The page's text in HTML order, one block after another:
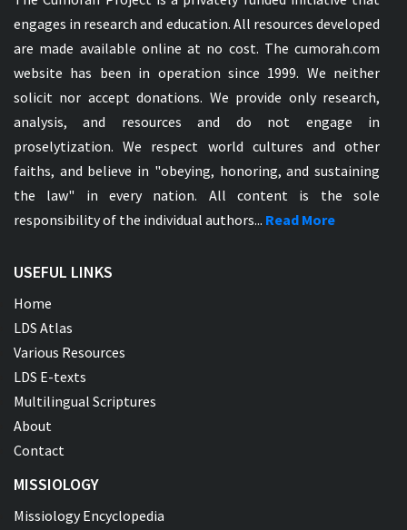
engages in research and education. All resources developed
are made available online at no cost. The cumorah.com
website has been in operation since 1999. We neither
solicit nor accept donations. We provide only research,
analysis, and resources and do not engage in
proselytization. We respect world cultures and other
faiths, and believe in "obeying, honoring, and sustaining
the law" in every nation. All content is the sole
responsibility of the individual authors... Read More
USEFUL LINKS
Home
LDS Atlas
Various Resources
LDS E-texts
Multilingual Scriptures
About
Contact
MISSIOLOGY
Missiology Encyclopedia